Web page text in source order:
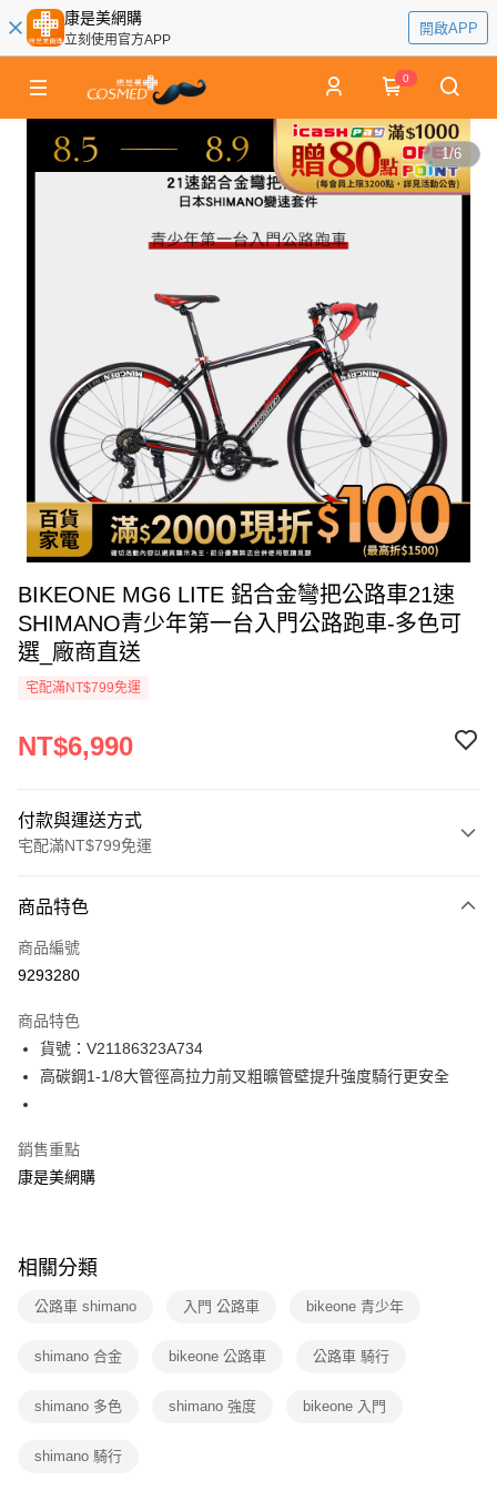
康是美網購
立刻使用官方APP
開啟APP
0
1/6
BIKEONE MG6 LITE 鋁合金彎把公路車21速
SHIMANO青少年第一台入門公路跑車-多色可
選_廠商直送
宅配滿NT$799免運
NT$6,990
付款與運送方式
宅配滿NT$799免運
icash Pay
信用卡一次付款
LINE Pay
Apple Pay
悠遊付
運送方式
宅配-下單後3-5個工作天配送(不含預購品)，箱購品分箱出貨
商品特色
商品編號
9293280
商品特色
貨號：V21186323A734
高碳鋼1-1/8大管徑高拉力前叉粗曠管壁提升強度騎行更安全
銷售重點
康是美網購
相關分類
公路車 shimano 入門 公路車 bikeone 青少年
shimano 合金 bikeone 公路車 公路車 騎行
shimano 多色 shimano 強度 bikeone 入門
shimano 騎行